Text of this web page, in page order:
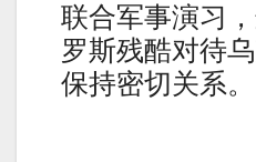
联合军事演习
罗斯残酷对待
保持密切关系。